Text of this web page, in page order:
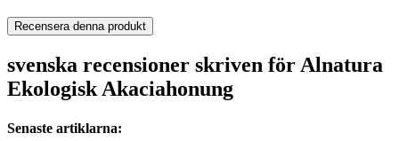
Recensera denna produkt
svenska recensioner skriven för Alnatura
Ekologisk Akaciahonung
Senaste artiklarna: